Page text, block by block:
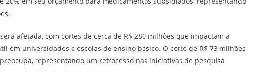
afetada, com cortes de cerca de R$ 280 milhões que impactam a
em universidades e escolas de ensino básico. O corte de R$ 73 milhões
representando um retrocesso nas iniciativas de pesquisa